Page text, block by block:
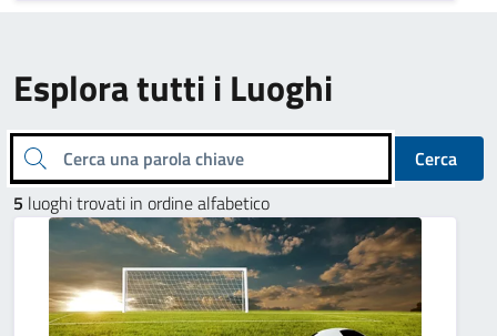
Esplora tutti i Luoghi
Cerca una parola chiave
Cerca
5 luoghi trovati in ordine alfabetico